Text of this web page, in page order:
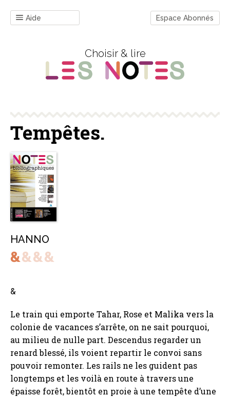
Aide Espace Abonnés
Choisir & lire
Tempêtes.
HANNO
&
Le train qui emporte Tahar, Rose et Malika vers la
colonie de vacances s’arrête, on ne sait pourquoi,
au milieu de nulle part. Descendus regarder un
renard blessé, ils voient repartir le convoi sans
pouvoir remonter. Les rails ne les guident pas
longtemps et les voilà en route à travers une
épaisse forêt, bientôt en proie à une tempête d’une